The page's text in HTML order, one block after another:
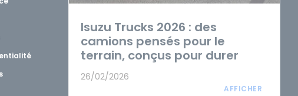
Isuzu Trucks 2026 : des
camions pensés pour le
terrain, conçus pour durer
26/02/2026